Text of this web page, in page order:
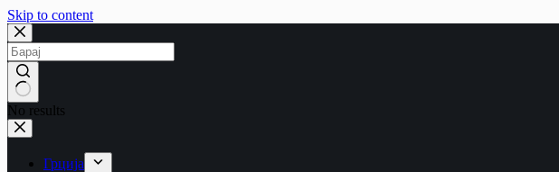
Skip to content
No results
Грција